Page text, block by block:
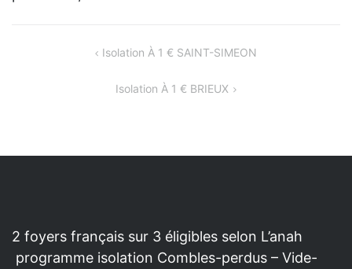
NAVIGATIONIsolation À 1 € SAINT-SIMEON
Isolation À 1 € BRIEUX
2 foyers français sur 3 éligibles selon L’anah
programme isolation Combles-perdus – Vide-